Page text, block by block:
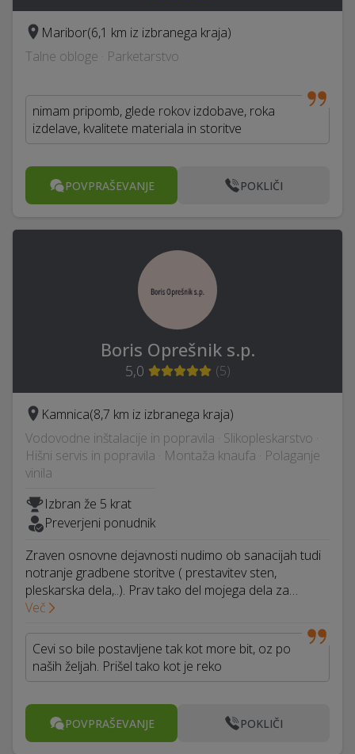
Maribor(6,1 km iz izbranega kraja)
Talne obloge · Parketarstvo
nimam pripomb, glede rokov izdobave, roka
izdelave, kvalitete materiala in storitve
POVPRAŠEVANJE POKLIČI
Boris Oprešnik s.p.
5,0 (5)
Kamnica(8,7 km iz izbranega kraja)
Vodovodne inštalacije in popravila · Slikopleskarstvo ·
Hišni servis in popravila · Montaža knaufa · Polaganje
vinila
Izbran že 5 krat
Preverjeni ponudnik
Zraven osnovne dejavnosti nudimo ob sanacijah tudi
notranje gradbene storitve ( prestavitev sten,
pleskarska dela,..). Prav tako del mojega dela za…
Več
Cevi so bile postavljene tak kot more bit, oz po
naših željah. Prišel tako kot je reko
POVPRAŠEVANJE POKLIČI